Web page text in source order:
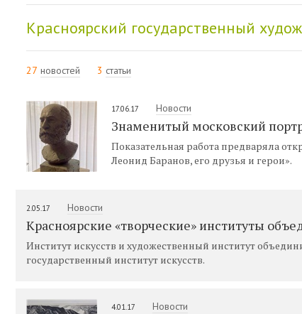
Красноярский государственный
27 новостей 3 статьи
17.06.17 Новости
Знаменитый московский
Показательная работа предваряла
Леонид Баранов, его друзья и герои».
2.05.17 Новости
Красноярские «творческие» институты
Институт искусств и художественный институт
государственный институт искусств.
4.01.17 Новости